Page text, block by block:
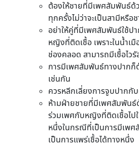
ต้องให้ชายที่มีเพศสัมพันธ์ด้
ทุกครั้งไม่ว่าจะเป็นสามีหรือ
อย่าให้คู่ที่มีเพศสัมพันธ์ใช้ป
หญิงที่ติดเชื้อ เพราะในน้ำเ
ช่องคลอด สามารถมีเชื้อไว
การมีเพศสัมพันธ์ทางปากก็
เช่นกัน
ควรหลีกเลี่ยงการจูบปากกั
ห้ามฝ่ายชายที่มีเพศสัมพัน
ร่วมเพศกับหญิงที่ติดเชื้อไ
หนึ่งในกรณีที่เป็นการมีเพศ
เป็นการแพร่เชื้อได้ทางหนึ่ง